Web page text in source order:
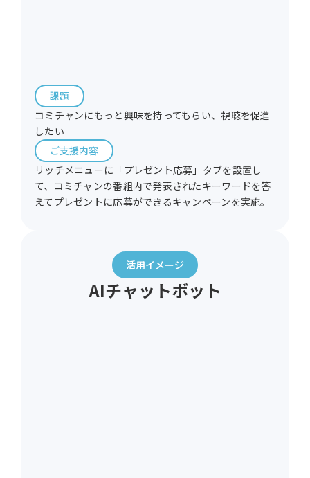
課題
コミチャンにもっと興味を持ってもらい、視聴を促進
したい
ご支援内容
リッチメニューに「プレゼント応募」タブを設置し
て、コミチャンの番組内で発表されたキーワードを答
えてプレゼントに応募ができるキャンペーンを実施。
活用イメージ
AIチャットボット